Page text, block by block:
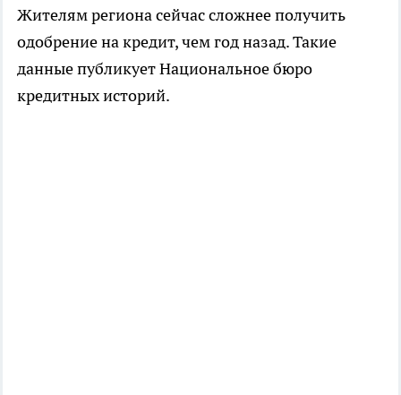
Жителям региона сейчас сложнее получить
одобрение на кредит, чем год назад. Такие
данные публикует Национальное бюро
кредитных историй.